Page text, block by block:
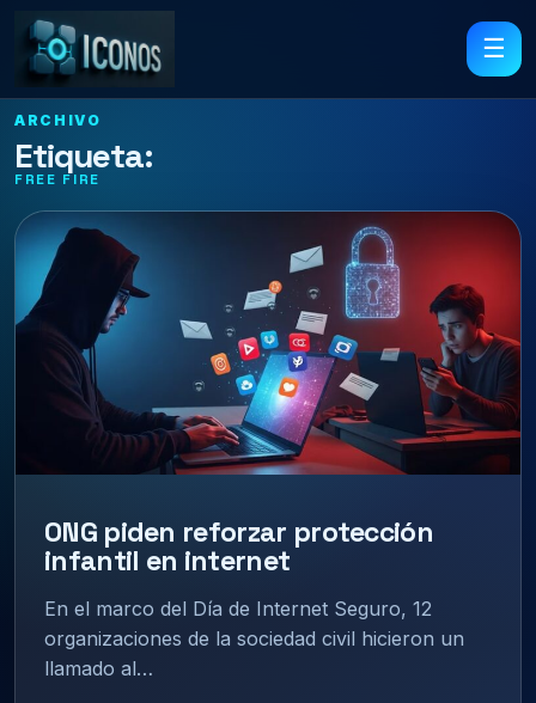
☰
ARCHIVO
Etiqueta:
FREE FIRE
ONG piden reforzar protección
infantil en internet
En el marco del Día de Internet Seguro, 12
organizaciones de la sociedad civil hicieron un
llamado al…